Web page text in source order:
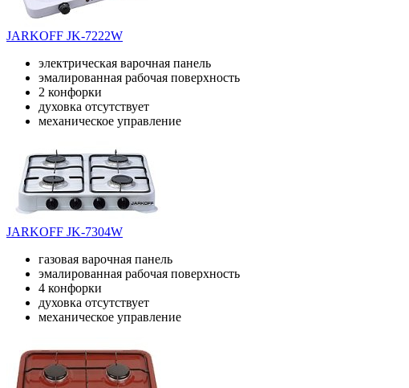
JARKOFF JK-7222W
электрическая варочная панель
эмалированная рабочая поверхность
2 конфорки
духовка отсутствует
механическое управление
JARKOFF JK-7304W
газовая варочная панель
эмалированная рабочая поверхность
4 конфорки
духовка отсутствует
механическое управление